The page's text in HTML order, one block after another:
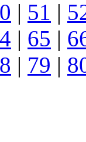
| 51 |
| 65 |
| 79 |